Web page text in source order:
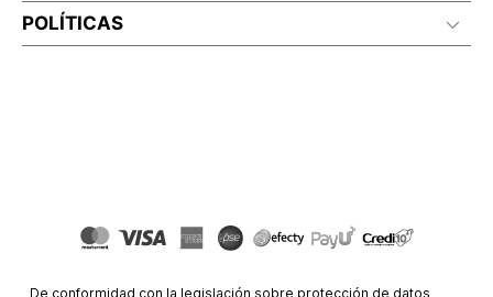
POLÍTICAS
De conformidad con la legislación sobre protección de datos